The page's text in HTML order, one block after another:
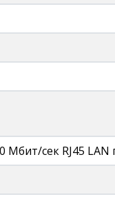
Мбит/сек RJ45 LAN